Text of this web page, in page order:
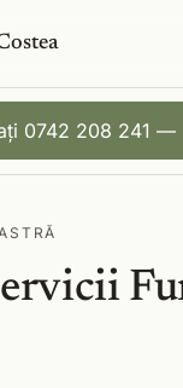
0742 208 241 —